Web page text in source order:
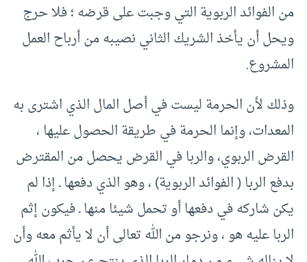
من الفوائد الربوية التي وجبت على قرضه ؛ فلا حرج
ويحل أن يأخذ الشريك الثاني نصيبه من أرباح العمل
المشروع.
وذلك لأن الحرمة ليست في أصل المال الذي اشترى به
المعدات، وإنما الحرمة في طريقة الحصول عليها ،
القرض الربوي، والربا في القرض يحصل من المقترض
بدفع الربا ( الفوائد الربوية) ، وهو الذي دفعها ـ إذا لم
يكن شاركه في دفعها أو تحمل شيئا منها ـ فيكون إثم
الربا عليه هو ، ونرجو من الله تعالى أن لا يأثم معه وأن